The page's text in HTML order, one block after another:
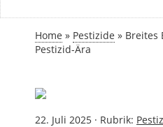
Home » Pestizide » Breites
Pestizid-Ära
22. Juli 2025 · Rubrik: